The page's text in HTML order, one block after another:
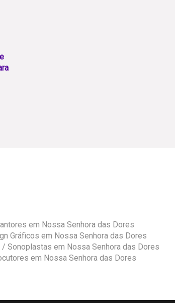
em Nossa Senhora das Dores
Gráficos em Nossa Senhora das Dores
/ Sonoplastas em Nossa Senhora das Dores
em Nossa Senhora das Dores